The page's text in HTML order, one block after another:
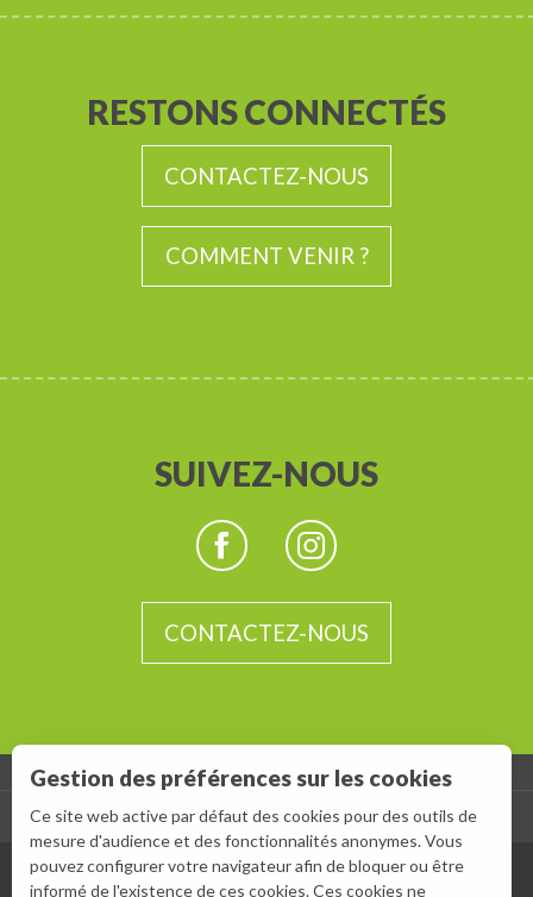
RESTONS CONNECTÉS
CONTACTEZ-NOUS
COMMENT VENIR ?
SUIVEZ-NOUS
CONTACTEZ-NOUS
ESPACE GROUPES - ESPACE PRESSE
Gestion des préférences sur les cookies
Ce site web active par défaut des cookies pour des outils de
mesure d'audience et des fonctionnalités anonymes. Vous
pouvez configurer votre navigateur afin de bloquer ou être
informé de l'existence de ces cookies. Ces cookies ne